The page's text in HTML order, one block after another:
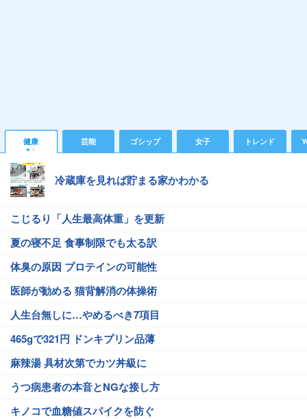
健康 芸能 ゴシップ 女子 トレンド
冷蔵庫を見れば貯まる家かわかる
こじるり「人生最高体重」を更新
夏の寝不足 食事制限でも太る訳
体臭の原因 プロテインの可能性
医師が勧める 猫背解消の体操術
人生台無しに…やめるべき7項目
465gで321円 ドンキプリン品薄
麻辣湯 具材次第でカツ丼級に
うつ病患者の本音とNGな接し方
キノコで血糖値スパイクを防ぐ